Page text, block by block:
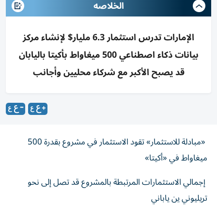
الخلاصه
الإمارات تدرس استثمار 6.3 مليار$ لإنشاء مركز
بيانات ذكاء اصطناعي 500 ميغاواط بأكيتا باليابان
قد يصبح الأكبر مع شركاء محليين وأجانب
«مبادلة للاستثمار» تقود الاستثمار في مشروع بقدرة 500
ميغاواط في «أكيتا»
إجمالي الاستثمارات المرتبطة بالمشروع قد تصل إلى نحو
تريليوني ين ياباني